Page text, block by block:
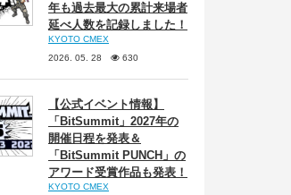
年も過去最大の累計来場者
延べ人数を記録しました！
KYOTO CMEX
2026. 05. 28
630
【公式イベント情報】
「BitSummit」2027年の
開催日程を発表＆
「BitSummit PUNCH」の
アワード受賞作品も発表！
KYOTO CMEX